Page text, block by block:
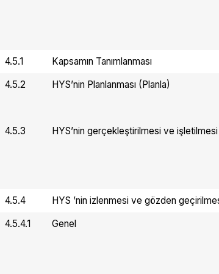
4.5.1
Kapsamın Tanımlanması
4.5.2
HYS’nin Planlanması (Planla)
4.5.3
HYS’nin gerçekleştirilmesi ve
4.5.4
HYS ’nin izlenmesi ve gözden
4.5.4.1
Genel